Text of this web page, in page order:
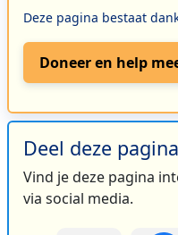
Deze pagina bestaat
Doneer en help
Deel deze pagina
Vind je deze pagina
via social media.